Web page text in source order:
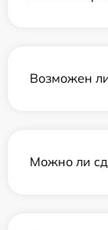
Возможен
Можно ли